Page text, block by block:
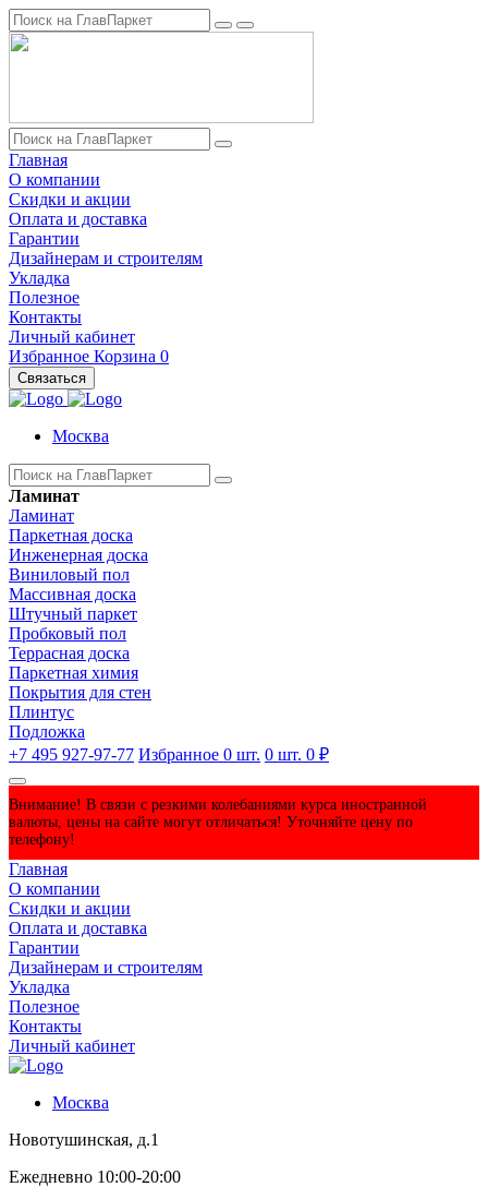
Главная
О компании
Скидки и акции
Оплата и доставка
Гарантии
Дизайнерам и строителям
Укладка
Полезное
Контакты
Личный кабинет
Избранное Корзина 0
Связаться
Москва
Ламинат
Ламинат
Паркетная доска
Инженерная доска
Виниловый пол
Массивная доска
Штучный паркет
Пробковый пол
Террасная доска
Паркетная химия
Покрытия для стен
Плинтус
Подложка
+7 495 927-97-77 Избранное 0 шт. 0 шт. 0 ₽
Внимание! В связи с резкими колебаниями курса иностранной
валюты, цены на сайте могут отличаться! Уточняйте цену по
телефону!
Главная
О компании
Скидки и акции
Оплата и доставка
Гарантии
Дизайнерам и строителям
Укладка
Полезное
Контакты
Личный кабинет
Москва
Новотушинская, д.1
Ежедневно 10:00-20:00